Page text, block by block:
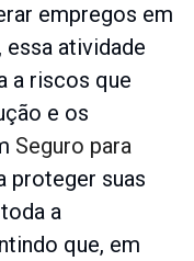
empregos em
atividade
a riscos que
e os
Seguro para
proteger suas
a
que, em